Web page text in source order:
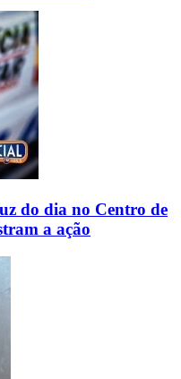
do dia no Centro de
a ação